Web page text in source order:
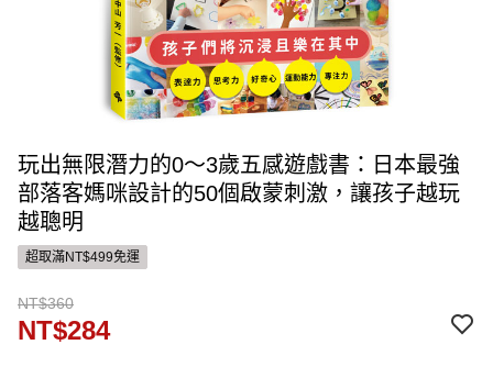
玩出無限潛力的0～3歲五感遊戲書：日本最強
部落客媽咪設計的50個啟蒙刺激，讓孩子越玩
越聰明
超取滿NT$499免運
NT$360
NT$284